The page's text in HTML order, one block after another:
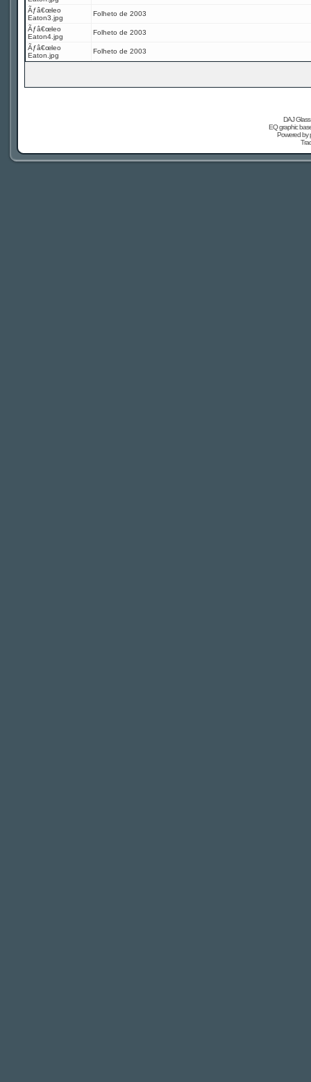
Ãƒâ€œleo
Eaton3.jpg
Folheto de 2003
Ãƒâ€œleo
Eaton4.jpg
Folheto de 2003
Ãƒâ€œleo
Eaton.jpg
Folheto de 2003
DAJ
EQ graphic
Powered by